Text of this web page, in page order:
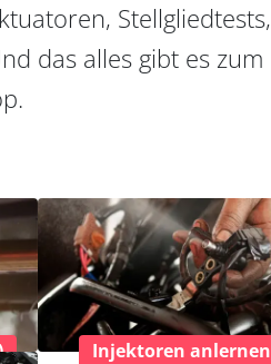
Stellgliedtests,
das alles gibt es zum
Injektoren anlernen